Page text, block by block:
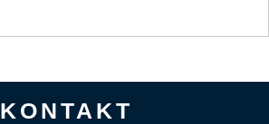
KONTAKT